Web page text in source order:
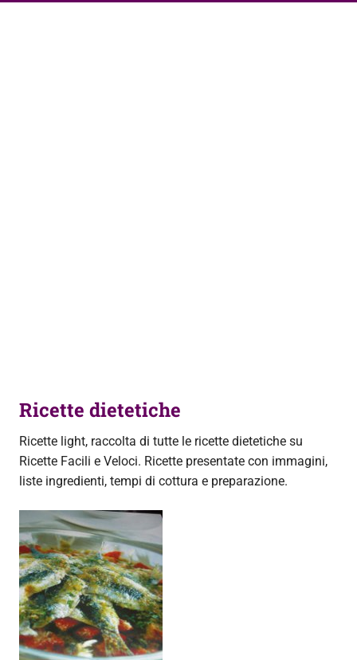
Ricette dietetiche
Ricette light, raccolta di tutte le ricette dietetiche su
Ricette Facili e Veloci. Ricette presentate con immagini,
liste ingredienti, tempi di cottura e preparazione.